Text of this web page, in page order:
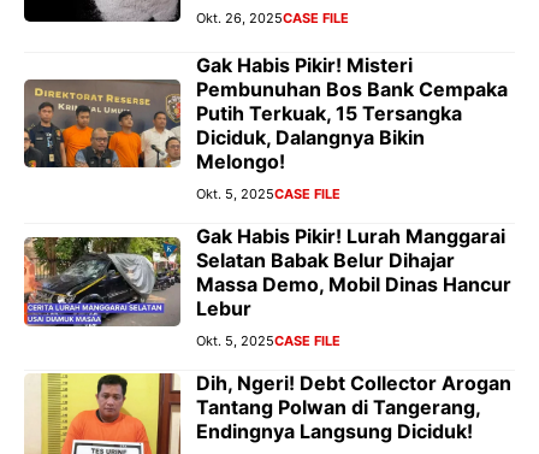
Okt. 26, 2025CASE FILE
Gak Habis Pikir! Misteri
Pembunuhan Bos Bank Cempaka
Putih Terkuak, 15 Tersangka
Diciduk, Dalangnya Bikin
Melongo!
Okt. 5, 2025CASE FILE
Gak Habis Pikir! Lurah Manggarai
Selatan Babak Belur Dihajar
Massa Demo, Mobil Dinas Hancur
Lebur
Okt. 5, 2025CASE FILE
Dih, Ngeri! Debt Collector Arogan
Tantang Polwan di Tangerang,
Endingnya Langsung Diciduk!